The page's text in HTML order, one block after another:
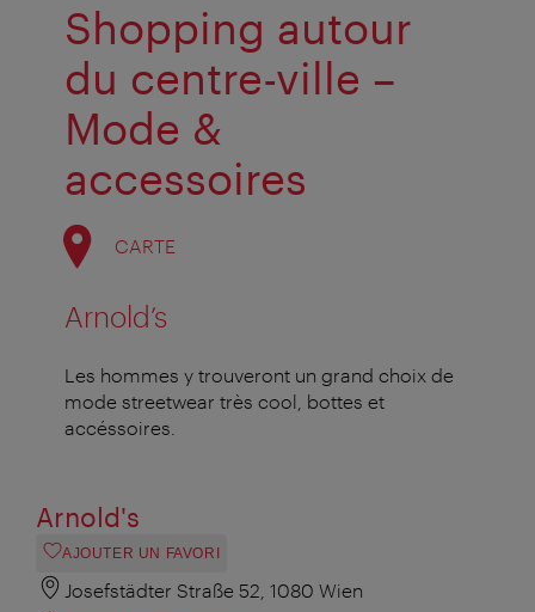
Shopping autour
du centre-ville –
Mode &
accessoires
CARTE
Arnold’s
Les hommes y trouveront un grand choix de
mode streetwear très cool, bottes et
accéssoires.
Arnold's
AJOUTER UN FAVORI
Josefstädter Straße 52, 1080 Wien